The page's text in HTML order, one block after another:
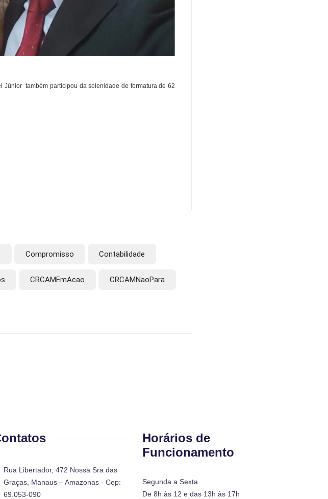
Júnior também participou da solenidade de formatura de 62
Compromisso Contabilidade
CRCAMEmAcao CRCAMNaoPara
Rua Libertador, 472 Nossa Sra das
Graças, Manaus – Amazonas - Cep:
69.053-090
Horários de
Funcionamento
Segunda a Sexta
De 8h às 12 e das 13h às 17h